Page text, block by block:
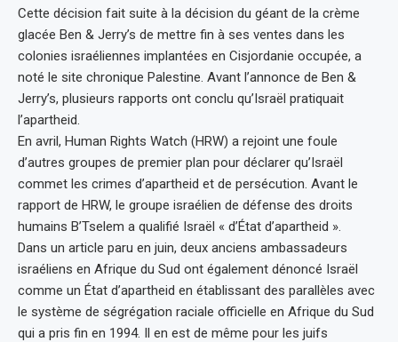
Cette décision fait suite à la décision du géant de la crème
glacée Ben & Jerry’s de mettre fin à ses ventes dans les
colonies israéliennes implantées en Cisjordanie occupée, a
noté le site chronique Palestine. Avant l’annonce de Ben &
Jerry’s, plusieurs rapports ont conclu qu’Israël pratiquait
l’apartheid.
En avril, Human Rights Watch (HRW) a rejoint une foule
d’autres groupes de premier plan pour déclarer qu’Israël
commet les crimes d’apartheid et de persécution. Avant le
rapport de HRW, le groupe israélien de défense des droits
humains B’Tselem a qualifié Israël « d’État d’apartheid ».
Dans un article paru en juin, deux anciens ambassadeurs
israéliens en Afrique du Sud ont également dénoncé Israël
comme un État d’apartheid en établissant des parallèles avec
le système de ségrégation raciale officielle en Afrique du Sud
qui a pris fin en 1994. Il en est de même pour les juifs